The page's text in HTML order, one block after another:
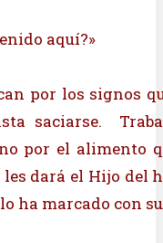
aquí?»
por los signos
saciarse.
por el alimento
dará el Hijo del
ha marcado con